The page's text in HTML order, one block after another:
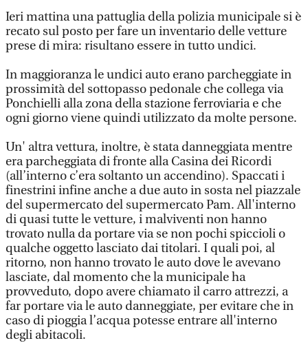
Ieri mattina una pattuglia della polizia municipale si è
recato sul posto per fare un inventario delle vetture
prese di mira: risultano essere in tutto undici.
In maggioranza le undici auto erano parcheggiate in
prossimità del sottopasso pedonale che collega via
Ponchielli alla zona della stazione ferroviaria e che
ogni giorno viene quindi utilizzato da molte persone.
Un' altra vettura, inoltre, è stata danneggiata mentre
era parcheggiata di fronte alla Casina dei Ricordi
(all’interno c’era soltanto un accendino). Spaccati i
finestrini infine anche a due auto in sosta nel piazzale
del supermercato del supermercato Pam. All'interno
di quasi tutte le vetture, i malviventi non hanno
trovato nulla da portare via se non pochi spiccioli o
qualche oggetto lasciato dai titolari. I quali poi, al
ritorno, non hanno trovato le auto dove le avevano
lasciate, dal momento che la municipale ha
provveduto, dopo avere chiamato il carro attrezzi, a
far portare via le auto danneggiate, per evitare che in
caso di pioggia l’acqua potesse entrare all'interno
degli abitacoli.